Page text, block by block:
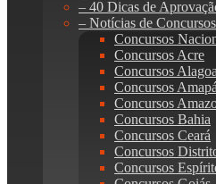
– 40 Dicas de
– Notícias de
Concursos
Concursos Acre
Concursos
Concursos Amapá
Concursos
Concursos Bahia
Concursos Ceará
Concursos
Concursos